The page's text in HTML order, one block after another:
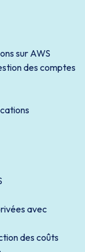
sur AWS
des comptes
avec
des coûts